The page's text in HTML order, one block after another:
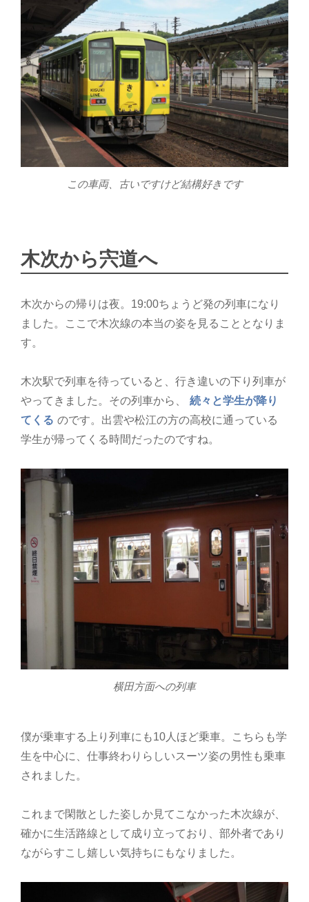
この車両、古いですけど結構好きです
木次から宍道へ
木次からの帰りは夜。19:00ちょうど発の列車になり
ました。ここで木次線の本当の姿を見ることとなりま
す。
木次駅で列車を待っていると、行き違いの下り列車が
やってきました。その列車から、
続々と学生が降り
てくる のです。出雲や松江の方の高校に通っている
学生が帰ってくる時間だったのですね。
横田方面への列車
僕が乗車する上り列車にも10人ほど乗車。こちらも学
生を中心に、仕事終わりらしいスーツ姿の男性も乗車
されました。
これまで閑散とした姿しか見てこなかった木次線が、
確かに生活路線として成り立っており、部外者であり
ながらすこし嬉しい気持ちにもなりました。